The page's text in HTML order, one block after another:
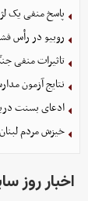
پاسخ منفی یک
روبیو در رأس
تاثیرات منفی
نتایج آزمون
ادعای بسنت
خیزش مردم